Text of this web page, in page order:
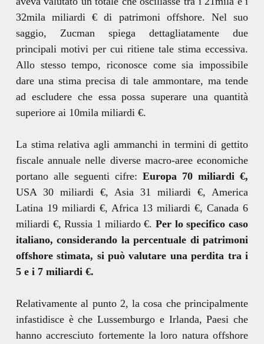
32mila miliardi € di patrimoni offshore. Nel suo
saggio, Zucman spiega dettagliatamente due
principali motivi per cui ritiene tale stima eccessiva.
Allo stesso tempo, riconosce come sia impossibile
dare una stima precisa di tale ammontare, ma tende
ad escludere che essa possa superare una quantità
superiore ai 10mila miliardi €.
La stima relativa agli ammanchi in termini di gettito
fiscale annuale nelle diverse macro-aree economiche
portano alle seguenti cifre:Europa 70 miliardi €,
USA 30 miliardi €, Asia 31 miliardi €, America
Latina 19 miliardi €, Africa 13 miliardi €, Canada 6
miliardi €, Russia 1 miliardo €.Per lo specifico caso
italiano, considerando la percentuale di patrimoni
offshore stimata, si può valutare una perdita tra i
5 e i 7 miliardi €.
Relativamente al punto 2, la cosa che principalmente
infastidisce è che Lussemburgo e Irlanda, Paesi che
hanno accresciuto fortemente la loro natura offshore